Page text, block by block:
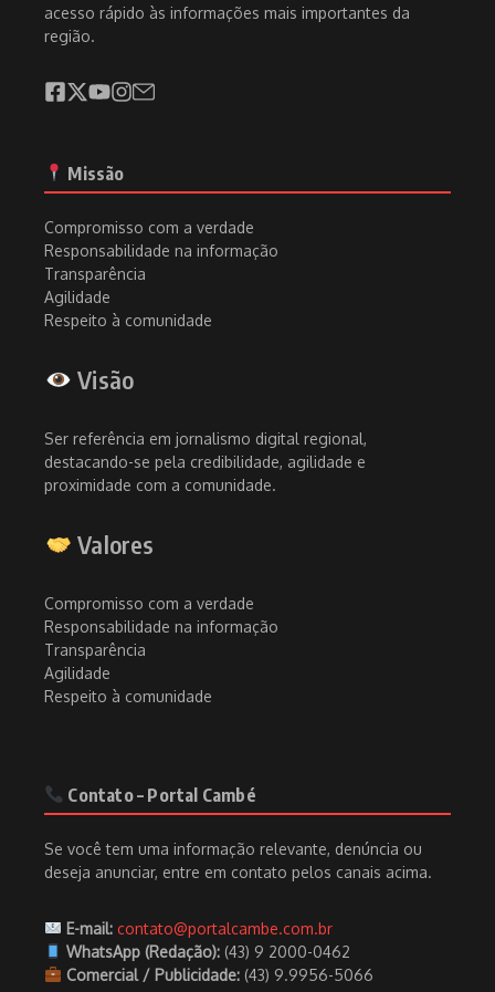
acesso rápido às informações mais importantes da
região.
Missão
Compromisso com a verdade
Responsabilidade na informação
Transparência
Agilidade
Respeito à comunidade
Visão
Ser referência em jornalismo digital regional,
destacando-se pela credibilidade, agilidade e
proximidade com a comunidade.
Valores
Compromisso com a verdade
Responsabilidade na informação
Transparência
Agilidade
Respeito à comunidade
Contato – Portal Cambé
Se você tem uma informação relevante, denúncia ou
deseja anunciar, entre em contato pelos canais acima.
E-mail: contato@portalcambe.com.br
WhatsApp (Redação):(43) 9 2000-0462
Comercial / Publicidade:(43) 9.9956-5066